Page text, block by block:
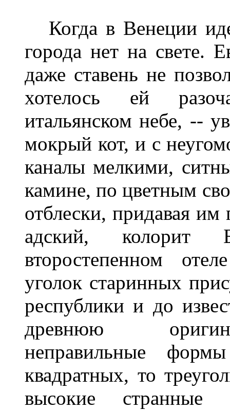
Когда в Венеции
города нет на свете.
даже ставень не
хотелось ей
итальянском небе, --
мокрый кот, и с
каналы мелкими,
камине, по цветным
отблески, придавая
адский, колорит
второстепенном
уголок старинных
республики и до
древнюю
неправильные
квадратных, то
высокие странные